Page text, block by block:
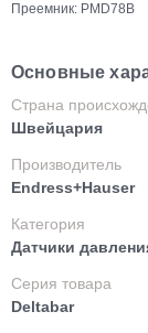
Преемник: PMD78B
Основные
Страна
Швейцария
Производитель
Endress+Hauser
Категория
Датчики
Серия товара
Deltabar